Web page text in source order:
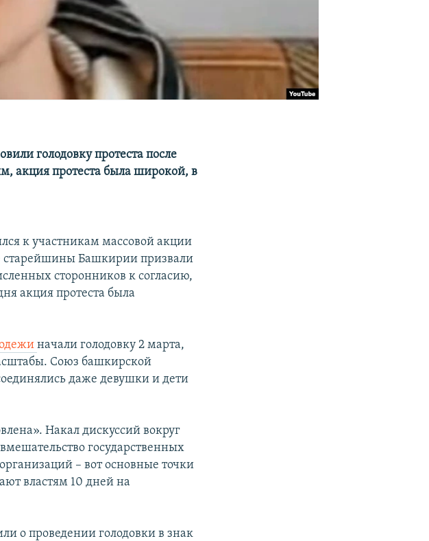
голодовку протеста после
акция протеста была широкой, в
к участникам массовой акции
старейшины Башкирии призвали
сторонников к согласию,
акция протеста была
начали голодовку 2 марта,
Союз башкирской
даже девушки и дети
Накал дискуссий вокруг
государственных
– вот основные точки
властям 10 дней на
о проведении голодовки в знак